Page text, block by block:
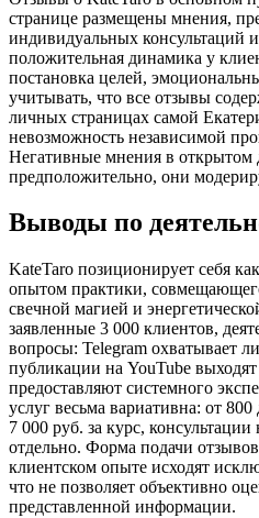
странице размещены мнения,
индивидуальных консультаций
положительная динамика у
постановка целей,
учитывать, что все отзывы
личных страницах самой
невозможность независимой
Негативные мнения в открытом
предположительно, они
Выводы по
KateTaro позиционирует себя
опытом практики,
свечной магией и
заявленные 3 000 клиентов,
вопросы: Telegram охватывает
публикации на YouTube
предоставляют системного
услуг весьма вариативна: от
7 000 руб. за курс,
отдельно. Форма подачи
клиентском опыте исходят
что не позволяет объективно
представленной информации.